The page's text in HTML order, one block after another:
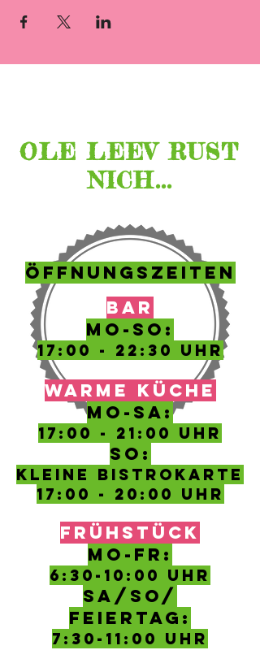
OLE LEEV RUST
NICH...
ÖFFNUNGSZEITEN
BAR
MO-SO:
17:00 - 22:30 UHR
WARME KÜCHE
MO-SA:
17:00 - 21:00 UHR
SO:
kleine Bistrokarte
17:00 - 20:00 Uhr
FRÜHSTÜCK
MO-FR:
6:30-10 :00 Uhr
SA/SO/
FEIERTAG:
7:30-11:00 UHR